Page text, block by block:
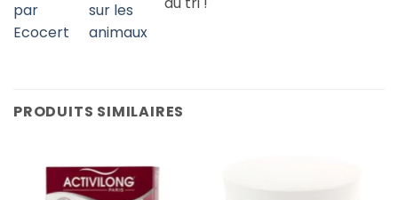
PRODUITS SIMILAIRES